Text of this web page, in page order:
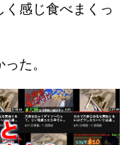
く感じ食べまくっ
た。